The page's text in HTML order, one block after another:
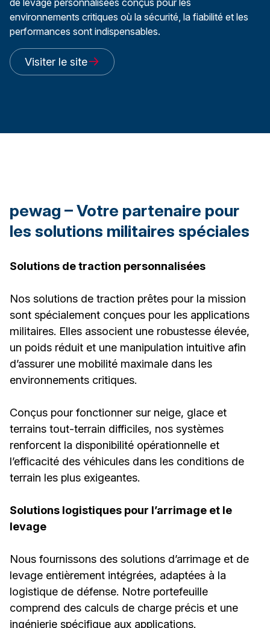
environnements critiques où la sécurité, la fiabilité et les
performances sont indispensables.
Visiter le site
pewag – Votre partenaire pour
les solutions militaires spéciales
Solutions de traction personnalisées
Nos solutions de traction prêtes pour la mission
sont spécialement conçues pour les applications
militaires. Elles associent une robustesse élevée,
un poids réduit et une manipulation intuitive afin
d’assurer une mobilité maximale dans les
environnements critiques.
Conçus pour fonctionner sur neige, glace et
terrains tout-terrain difficiles, nos systèmes
renforcent la disponibilité opérationnelle et
l’efficacité des véhicules dans les conditions de
terrain les plus exigeantes.
Solutions logistiques pour l’arrimage et le
levage
Nous fournissons des solutions d’arrimage et de
levage entièrement intégrées, adaptées à la
logistique de défense. Notre portefeuille
comprend des calculs de charge précis et une
ingénierie spécifique aux applications.